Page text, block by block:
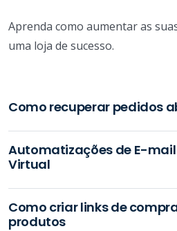
Aprenda como aumentar as
uma loja de sucesso.
Como recuperar pedidos
Automatizações de E-
Virtual
Como criar links de
produtos